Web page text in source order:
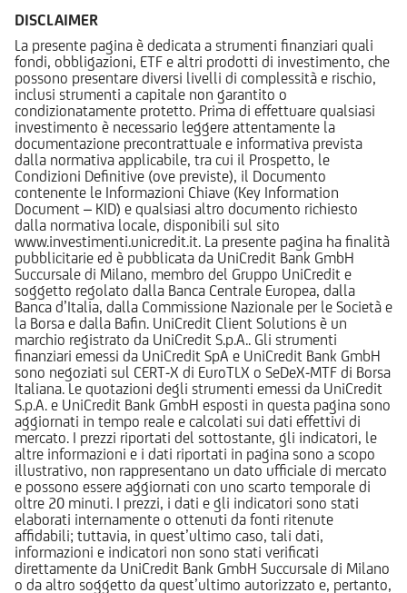
DISCLAIMER
La presente pagina è dedicata a strumenti finanziari quali
fondi, obbligazioni, ETF e altri prodotti di investimento, che
possono presentare diversi livelli di complessità e rischio,
inclusi strumenti a capitale non garantito o
condizionatamente protetto. Prima di effettuare qualsiasi
investimento è necessario leggere attentamente la
documentazione precontrattuale e informativa prevista
dalla normativa applicabile, tra cui il Prospetto, le
Condizioni Definitive (ove previste), il Documento
contenente le Informazioni Chiave (Key Information
Document – KID) e qualsiasi altro documento richiesto
dalla normativa locale, disponibili sul sito
www.investimenti.unicredit.it. La presente pagina ha finalità
pubblicitarie ed è pubblicata da UniCredit Bank GmbH
Succursale di Milano, membro del Gruppo UniCredit e
soggetto regolato dalla Banca Centrale Europea, dalla
Banca d’Italia, dalla Commissione Nazionale per le Società e
la Borsa e dalla Bafin. UniCredit Client Solutions è un
marchio registrato da UniCredit S.p.A.. Gli strumenti
finanziari emessi da UniCredit SpA e UniCredit Bank GmbH
sono negoziati sul CERT-X di EuroTLX o SeDeX-MTF di Borsa
Italiana. Le quotazioni degli strumenti emessi da UniCredit
S.p.A. e UniCredit Bank GmbH esposti in questa pagina sono
aggiornati in tempo reale e calcolati sui dati effettivi di
mercato. I prezzi riportati del sottostante, gli indicatori, le
altre informazioni e i dati riportati in pagina sono a scopo
illustrativo, non rappresentano un dato ufficiale di mercato
e possono essere aggiornati con uno scarto temporale di
oltre 20 minuti. I prezzi, i dati e gli indicatori sono stati
elaborati internamente o ottenuti da fonti ritenute
affidabili; tuttavia, in quest’ultimo caso, tali dati,
informazioni e indicatori non sono stati verificati
direttamente da UniCredit Bank GmbH Succursale di Milano
o da altro soggetto da quest’ultimo autorizzato e, pertanto,